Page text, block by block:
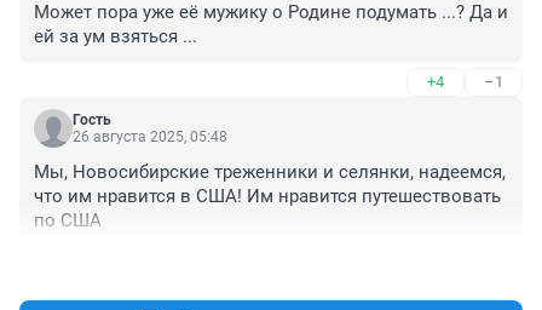
Может пора уже её мужику о Родине подумать ...? Да и
ей за ум взяться ...
+4 –1
Гость
26 августа 2025, 05:48
Мы, Новосибирские треженники и селянки, надеемся,
что им нравится в США! Им нравится путешествовать
по США